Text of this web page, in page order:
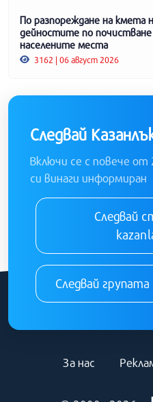
По разпореждане на кмета
дейностите по почистване
населените места
3162 | 06 август 2026
Следвай
Включи се с повече
си винаги информиран
Следвай
Следвай групата
За нас